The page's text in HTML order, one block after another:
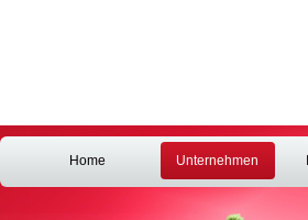
Home Unternehmen